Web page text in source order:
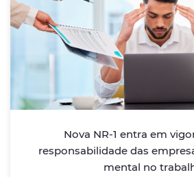
Nova NR-1 entra em
responsabilidade das
mental no
Nova NR-1 entra em
responsabilidade das
saúde mental no
Atualização da norma obriga
assédio, no gerenciamento de